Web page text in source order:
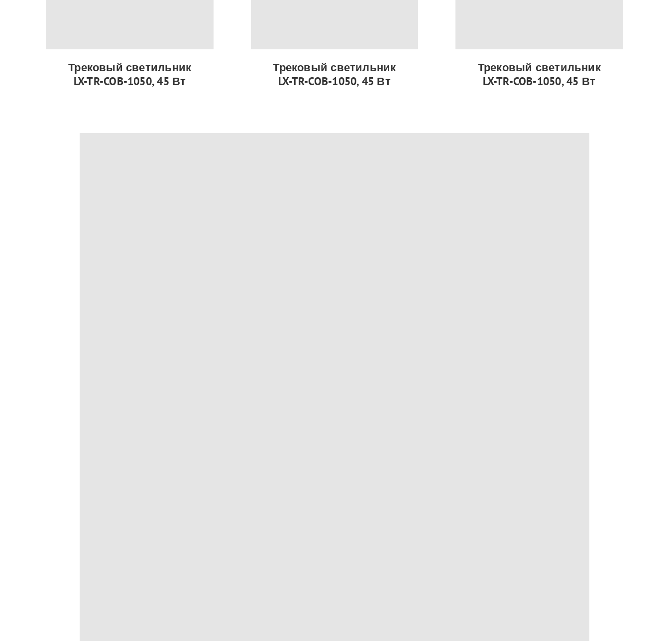
Трековый светильник
LX-TR-COB-1050, 45 Вт
Трековый светильник
LX-TR-COB-1050, 45 Вт
Трековый светильник
LX-TR-COB-1050, 45 Вт